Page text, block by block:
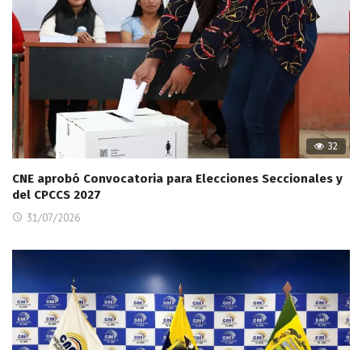
32
CNE aprobó Convocatoria para Elecciones Seccionales y
del CPCCS 2027
31/07/2026